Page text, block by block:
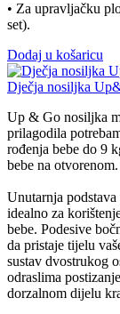
• Za upravljačku
set).
Dodaj u košaricu
Dječja nosiljka
Up & Go nosiljka
prilagodila
rođenja bebe do 9
bebe na otvorenom.
Unutarnja
idealno za
bebe. Podesive
da pristaje tijelu
sustav dvostrukog
odraslima
dorzalnom dijelu